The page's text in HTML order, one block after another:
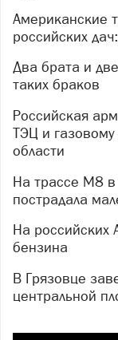
Американские тараканы-гиганты добрались до
российских
Два брата и две сестры: почему РПЦ против
таких браков
Российская армия нанесла удары по Одесской
ТЭЦ и
области
На трассе М8 в Верховажском округе в ДТП
пострадала
На российских АЗС изменится маркировка
бензина
В Грязовце завершили благоустройство
центральной